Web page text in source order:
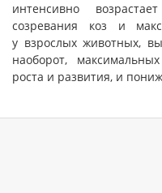
интенсивно
созревания коз и
у взрослых животных,
наоборот,
роста и развития, и